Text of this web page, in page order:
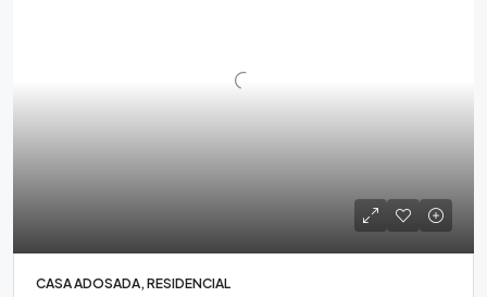
CASA ADOSADA, RESIDENCIAL